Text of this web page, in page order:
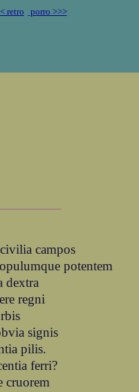
retro porro >>>
campos
potentem
dextra
regni
signis
pilis.
ferri?
cruorem